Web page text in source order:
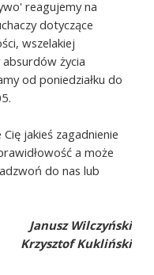
reagujemy na
dotyczące
wszelakiej
życia
od poniedziałku do
jakieś zagadnienie
a może
do nas lub
Janusz Wilczyński
Krzysztof Kukliński